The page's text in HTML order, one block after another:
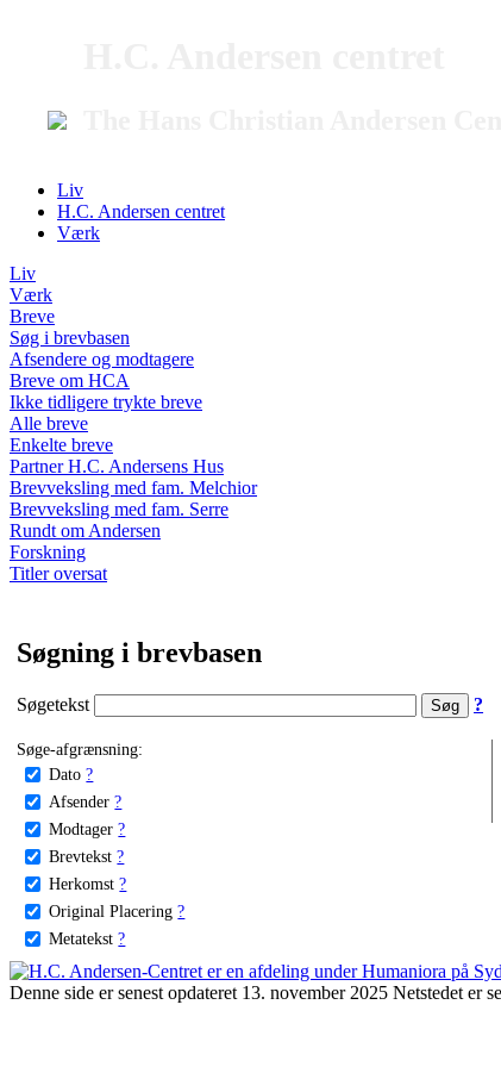
Liv
H.C. Andersen centret
Værk
Liv
Værk
Breve
Søg i brevbasen
Afsendere og modtagere
Breve om HCA
Ikke tidligere trykte breve
Alle breve
Enkelte breve
Partner H.C. Andersens Hus
Brevveksling med fam. Melchior
Brevveksling med fam. Serre
Rundt om Andersen
Forskning
Titler oversat
Søgning i brevbasen
Søgetekst ?
Søge-afgrænsning:
Dato ?
Afsender ?
Modtager ?
Brevtekst ?
Herkomst ?
Original Placering ?
Metatekst ?
Denne side er senest opdateret 13. november 2025 Netstedet er